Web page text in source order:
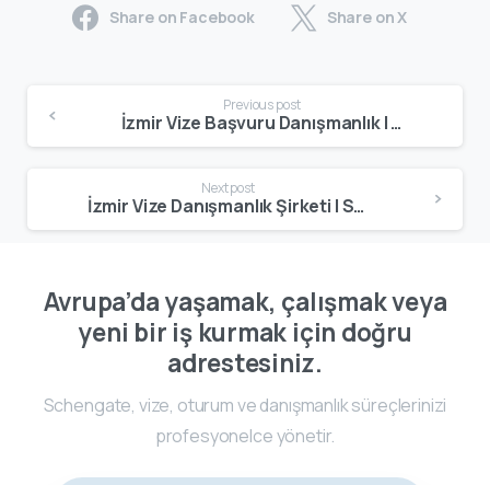
Share on Facebook Share on X
Previous post
İzmir Vize Başvuru Danışmanlık | Schengen, Oturum & Çalışma Vizesi
Next post
İzmir Vize Danışmanlık Şirketi | Schengen, Oturum & Çalışma Vizesi
Avrupa’da yaşamak, çalışmak veya
yeni bir iş kurmak için doğru
adrestesiniz.
Schengate, vize, oturum ve danışmanlık süreçlerinizi
profesyonelce yönetir.